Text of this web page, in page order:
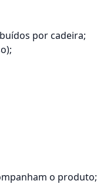
por cadeira;
o produto;